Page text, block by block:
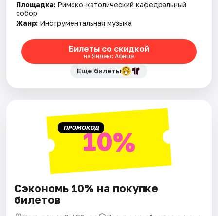
Площадка: Римско-католический кафедральный
собор
Жанр: Инструментальная музыка
Билеты со скидкой
на Яндекс Афише
Еще билеты
ПРОМОКОД10%
Сэкономь 10% на покупке
билетов